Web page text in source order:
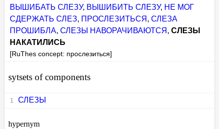
ВЫШИБАТЬ СЛЕЗУ, ВЫШИБИТЬ СЛЕЗУ, НЕ МОГ
СДЕРЖАТЬ СЛЕЗ, ПРОСЛЕЗИТЬСЯ ,СЛЕЗА
ПРОШИБЛА,СЛЕЗЫ НАВОРАЧИВАЮТСЯ ,СЛЕЗЫ
НАКАТИЛИСЬ
[RuThes concept: прослезиться]
sytsets of components
СЛЕЗЫ
hypernym